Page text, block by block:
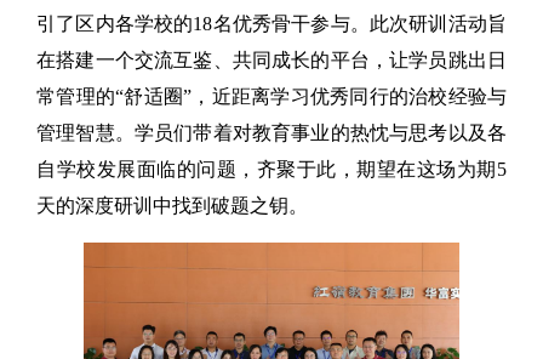
引了区内各学校的18名优秀骨干参与。此次研训活动旨
在搭建一个交流互鉴、共同成长的平台，让学员跳出日
常管理的“舒适圈”，近距离学习优秀同行的治校经验与
管理智慧。学员们带着对教育事业的热忱与思考以及各
自学校发展面临的问题，齐聚于此，期望在这场为期5
天的深度研训中找到破题之钥。